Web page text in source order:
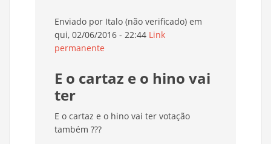
Enviado por Italo (não verificado) em
qui, 02/06/2016 - 22:44 Link
permanente
E o cartaz e o hino vai
ter
E o cartaz e o hino vai ter votação
também ???